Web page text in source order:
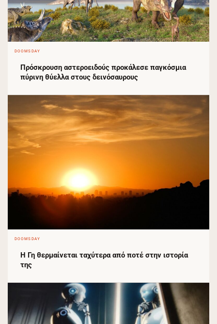
DOOMSDAY
Πρόσκρουση αστεροειδούς προκάλεσε παγκόσμια
πύρινη θύελλα στους δεινόσαυρους
DOOMSDAY
Η Γη θερμαίνεται ταχύτερα από ποτέ στην ιστορία
της